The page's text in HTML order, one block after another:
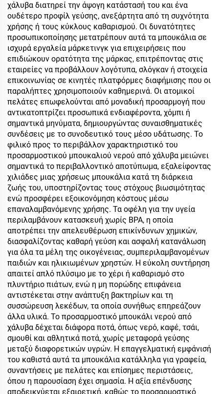
χάλυβα διατηρεί την άψογη κατάστασή του και ένα
ουδέτερο προφίλ γεύσης, ανεξάρτητα από τη συχνότητα
χρήσης ή τους κύκλους καθαρισμού. Οι δυνατότητες
προσωπικοποίησης μετατρέπουν αυτά τα μπουκάλια σε
ισχυρά εργαλεία μάρκετινγκ για επιχειρήσεις που
επιδιώκουν ορατότητα της μάρκας, επιτρέποντας στις
εταιρείες να προβάλλουν λογότυπα, σλόγκαν ή στοιχεία
επικοινωνίας σε κινητές πλατφόρμες διαφήμισης που οι
παραλήπτες χρησιμοποιούν καθημερινά. Οι ατομικοί
πελάτες επωφελούνται από μοναδική προσαρμογή που
αντικατοπτρίζει προσωπικά ενδιαφέροντα, χόμπι ή
σημαντικά μηνύματα, δημιουργώντας συναισθηματικές
συνδέσεις με το συνοδευτικό τους μέσο υδάτωσης. Το
φιλικό προς το περιβάλλον χαρακτηριστικό του
προσαρμοστικού μπουκαλιού νερού από χάλυβα μειώνει
σημαντικά το περιβαλλοντικό αποτύπωμα, εξαλείφοντας
χιλιάδες μιας χρήσεως μπουκάλια κατά τη διάρκεια
ζωής του, υποστηρίζοντας τους στόχους βιωσιμότητας
ενώ προσφέρει εξοικονόμηση κόστους μέσω
επαναλαμβανόμενης χρήσης. Τα οφέλη για την υγεία
περιλαμβάνουν κατασκευή χωρίς BPA, η οποία
αποτρέπει την απελευθέρωση επικίνδυνων χημικών,
διασφαλίζοντας καθαρή γεύση και ασφαλή κατανάλωση
για όλα τα μέλη της οικογένειας, συμπεριλαμβανομένων
παιδιών και ηλικιωμένων χρηστών. Η εύκολη συντήρηση
απαιτεί απλό πλύσιμο με το χέρι ή καθαρισμό στο
πλυντήριο πιάτων, ενώ η μη πορώδης επιφάνεια
αντιστέκεται στην ανάπτυξη βακτηρίων και τη
συσσώρευση λεκέδων, τα οποία συνήθως επηρεάζουν
άλλα υλικά. Το προσαρμοστικό μπουκάλι νερού από
χάλυβα δέχεται διάφορα ποτά, όπως νερό, καφέ, τσάι,
σμουθί και αθλητικά ποτά, χωρίς μεταφορά γεύσης
μεταξύ διαφορετικών υγρών. Η επαγγελματική εμφάνισή
του καθιστά αυτά τα μπουκάλια κατάλληλα για γραφεία,
συναντήσεις με πελάτες και επίσημες περιστάσεις,
όπου η παρουσίαση έχει σημασία. Η αξία επένδυσης
αποδεικνύεται εξαιρετική, καθώς το προσαρμοστικό